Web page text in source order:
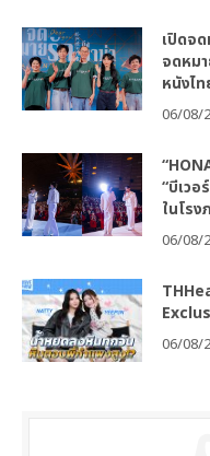
เปิดจ
จดหม
หนังไท
06/08/
“บีเวอ
ในโร
06/08/
06/08/